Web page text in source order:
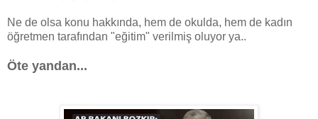
Ne de olsa konu hakkında, hem de okulda, hem de kadın
öğretmen tarafından "eğitim" verilmiş oluyor ya..
Öte yandan...